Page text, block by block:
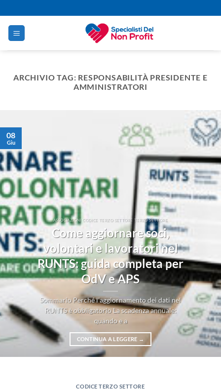
ai
contenuti
ARCHIVIO TAG: RESPONSABILITÀ PRESIDENTE E
AMMINISTRATORI
ASSOCIAZIONI CODICE TERZO SETTORE TERZO SETTORE
Come aggiornare soci,
volontari e lavoratori nel
RUNTS: guida completa per
OdV e APS
Sommario Perché l’aggiornamento dei dati nel
RUNTS è obbligatorio La scadenza annuale:
quando e a
CONTINUA A LEGGERE →
08
Giu
CODICE TERZO SETTORE